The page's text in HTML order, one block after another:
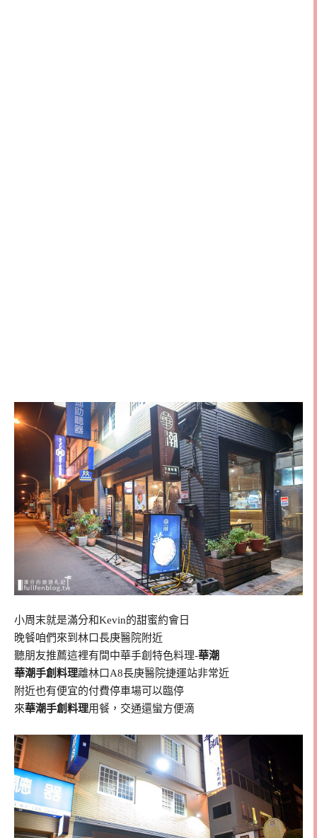
小周末就是滿分和Kevin的甜蜜約會日
晚餐咱們來到林口長庚醫院附近
聽朋友推薦這裡有間中華手創特色料理-華潮
華潮手創料理離林口A8長庚醫院捷運站非常近
附近也有便宜的付費停車場可以臨停
來華潮手創料理用餐，交通還蠻方便滴